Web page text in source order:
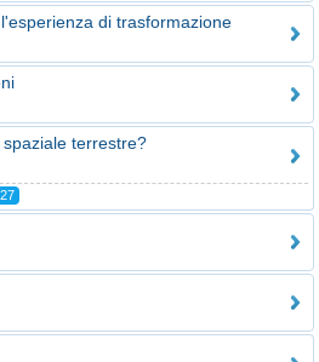
di trasformazione
terrestre?
27